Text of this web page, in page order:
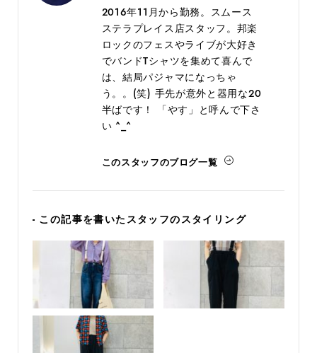
2016年11月から勤務。スムース
ステラプレイス店スタッフ。邦楽
ロックのフェスやライブが大好き
でバンドTシャツを集めて喜んで
は、結局パジャマになっちゃ
う。。(笑) 手先が意外と器用な20
半ばです！ 「やす」と呼んで下さ
い ^_^
このスタッフのブログ一覧
- この記事を書いたスタッフのスタイリング